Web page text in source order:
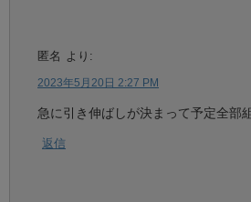
匿名 より:
2023年5月20日 2:27 PM
急に引き伸ばしが決まって予定全部
返信